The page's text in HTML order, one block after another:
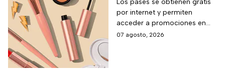
descuentos de hasta el
80% durante 5 días
consecutivos en
por internet y permiten
acceder a promociones en
maquillaje, perfumes y
07 agosto, 2026